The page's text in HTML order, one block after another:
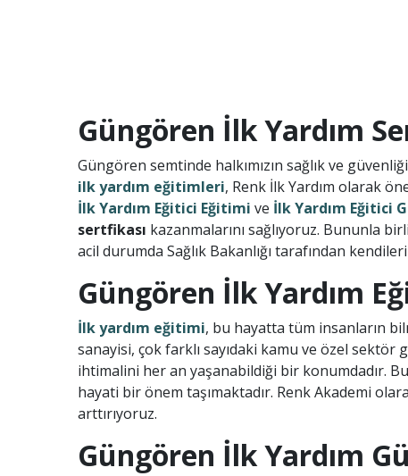
Güngören İlk Yardım
Güngören semtinde halkımızın sağlık ve
ilk yardım eğitimleri, Renk İlk Yardım olarak
İlk Yardım Eğitici Eğitimi ve İlk Yardım Eğitici
sertfikası kazanmalarını sağlıyoruz. Bununla
acil durumda Sağlık Bakanlığı tarafından
Güngören İlk Yardım
İlk yardım eğitimi, bu hayatta tüm insanların
sanayisi, çok farklı sayıdaki kamu ve özel
ihtimalini her an yaşanabildiği bir konumdadır.
hayati bir önem taşımaktadır. Renk Akademi
arttırıyoruz.
Güngören İlk Yardım